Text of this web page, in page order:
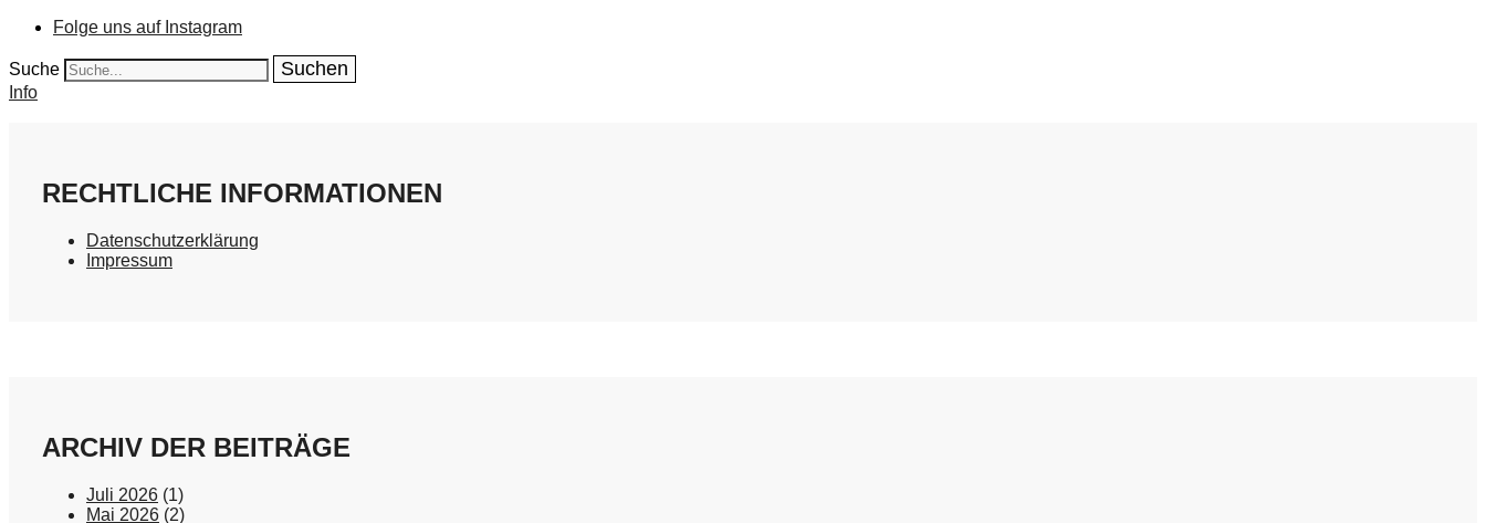
Folge uns auf Instagram
Suche
Info
RECHTLICHE INFORMATIONEN
Datenschutzerklärung
Impressum
ARCHIV DER BEITRÄGE
Juli 2026 (1)
Mai 2026 (2)